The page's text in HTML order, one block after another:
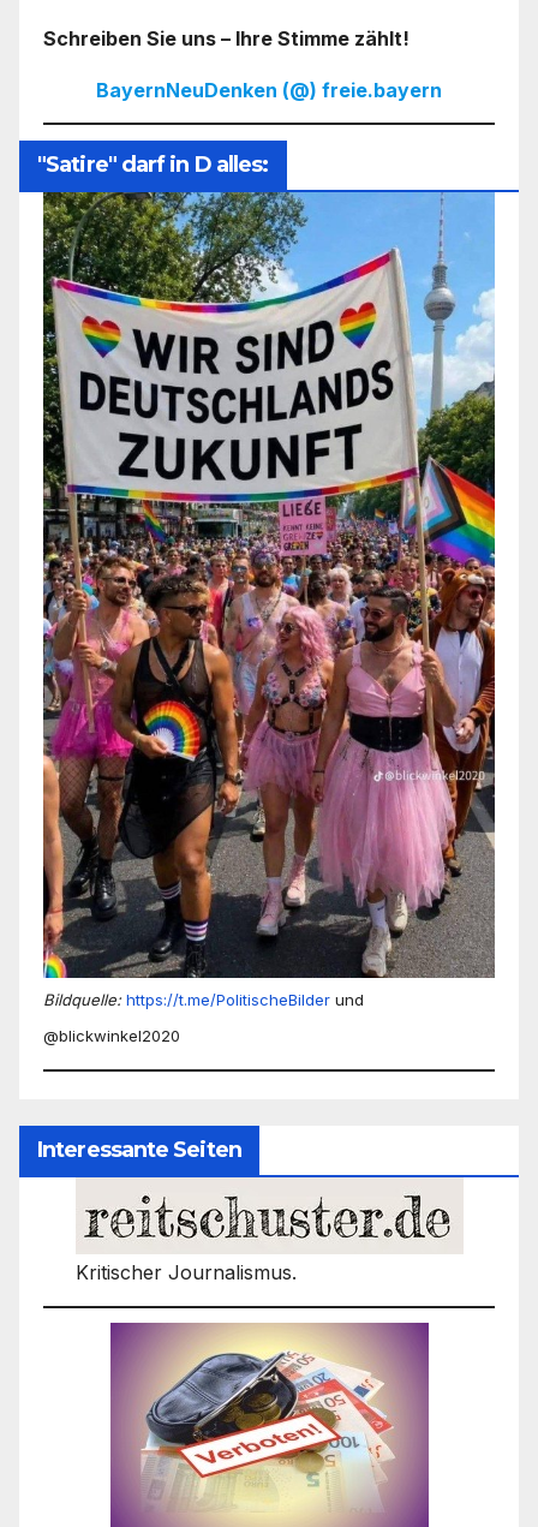
Schreiben Sie uns – Ihre Stimme zählt!
BayernNeuDenken (@) freie.bayern
"Satire" darf in D alles:
Bildquelle: https://t.me/PolitischeBilder und
@blickwinkel2020
Interessante Seiten
Kritischer Journalismus.